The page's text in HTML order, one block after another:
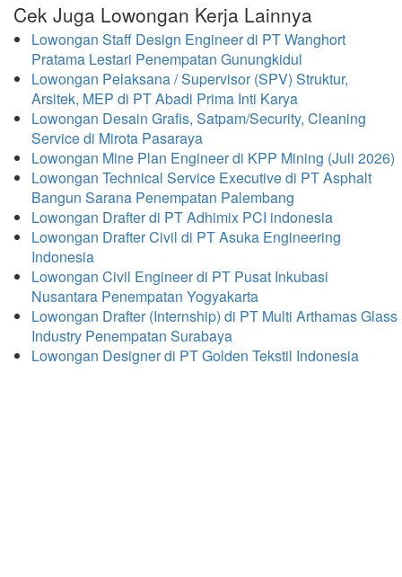
Cek Juga Lowongan Kerja Lainnya
Lowongan Staff Design Engineer di PT Wanghort
Pratama Lestari Penempatan Gunungkidul
Lowongan Pelaksana / Supervisor (SPV) Struktur,
Arsitek, MEP di PT Abadi Prima Inti Karya
Lowongan Desain Grafis, Satpam/Security, Cleaning
Service di Mirota Pasaraya
Lowongan Mine Plan Engineer di KPP Mining (Juli 2026)
Lowongan Technical Service Executive di PT Asphalt
Bangun Sarana Penempatan Palembang
Lowongan Drafter di PT Adhimix PCI indonesia
Lowongan Drafter Civil di PT Asuka Engineering
Indonesia
Lowongan Civil Engineer di PT Pusat Inkubasi
Nusantara Penempatan Yogyakarta
Lowongan Drafter (Internship) di PT Multi Arthamas Glass
Industry Penempatan Surabaya
Lowongan Designer di PT Golden Tekstil Indonesia